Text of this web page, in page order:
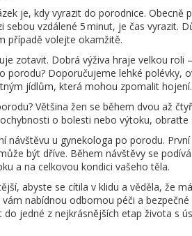
je, kdy vyrazit do porodnice. Obecně
sebou vzdálené 5 minut, je čas vyrazit.
případě volejte okamžitě.
zotavit. Dobrá výživa hraje velkou roli
porodu? Doporučujeme lehké polévky,
jídlům, která mohou zpomalit hojení.
Většina žen se během dvou až
o bolesti nebo výtoku, obraťte
návštěvu u gynekologa po porodu.
být dříve. Během návštěvy se
a na celkovou kondici vašeho těla.
abyste se cítila v klidu a věděla, že
nabídnou odbornou péči a
jedné z nejkrásnějších etap života s